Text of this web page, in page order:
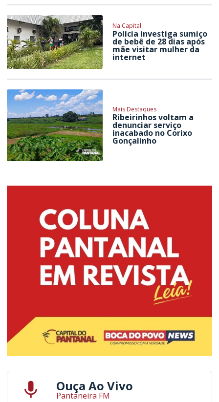
Na Capital
Polícia investiga sumiço
de bebê de 28 dias após
mãe visitar mulher da
internet
Mais Destaques
Ribeirinhos voltam a
denunciar serviço
inacabado no Corixo
Gonçalinho
Ouça Ao Vivo
Pantaneira FM